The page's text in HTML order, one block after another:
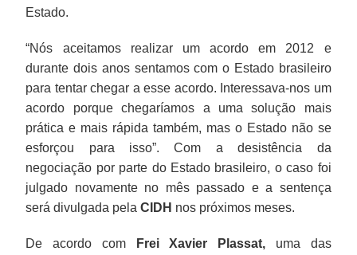
Estado.
“Nós aceitamos realizar um acordo em 2012 e
durante dois anos sentamos com o Estado brasileiro
para tentar chegar a esse acordo. Interessava-nos um
acordo porque chegaríamos a uma solução mais
prática e mais rápida também, mas o Estado não se
esforçou para isso”. Com a desistência da
negociação por parte do Estado brasileiro, o caso foi
julgado novamente no mês passado e a sentença
será divulgada pelaCIDH nos próximos meses.
De acordo com Frei Xavier Plassat, uma das